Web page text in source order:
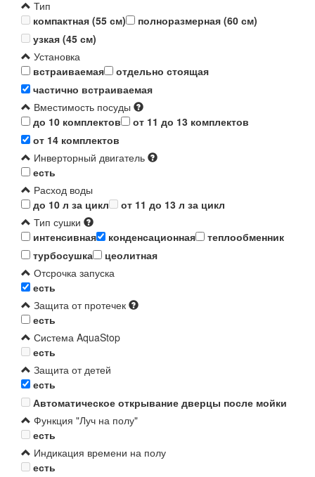
Тип
компактная (55 см)
полноразмерная (60 см)
узкая (45 см)
Установка
встраиваемая
отдельно стоящая
частично встраиваемая
Вместимость посуды
до 10 комплектов
от 11 до 13 комплектов
от 14 комплектов
Инверторный двигатель
есть
Расход воды
до 10 л за цикл
от 11 до 13 л за цикл
Тип сушки
интенсивная
конденсационная
теплообменник
турбосушка
цеолитная
Отсрочка запуска
есть
Защита от протечек
есть
Система AquaStop
есть
Защита от детей
есть
Автоматическое открывание дверцы после мойки
Функция "Луч на полу"
есть
Индикация времени на полу
есть